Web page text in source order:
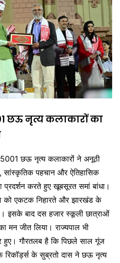
छऊ नृत्य कलाकारों का
छऊ नृत्य कलाकारों ने अनूठी
पहचान और ऐतिहासिक
प्रदर्शन करते हुए खूबसूरत समां बांधा।
को एकटक निहारते और झारखंड के
इसके बाद दस हजार स्कूली छात्राओं
मन जीत लिया। राज्यपाल भी
हुए। गौरतलब है कि पिछले साल गूंज
रिकॉर्ड्स के सुब्रतो दास ने छऊ नृत्य